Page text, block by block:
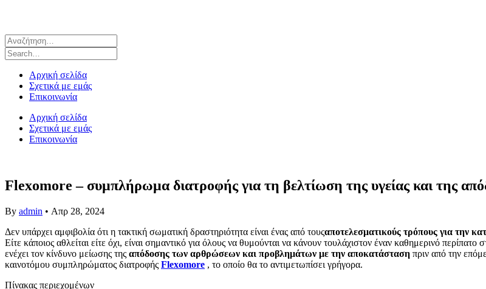
Αρχική σελίδα
Σχετικά με εμάς
Επικοινωνία
Αρχική σελίδα
Σχετικά με εμάς
Επικοινωνία
Flexomore – συμπλήρωμα διατροφής για τη βελτίωση της υγείας και της
By admin • Απρ 28, 2024
Δεν υπάρχει αμφιβολία ότι η τακτική σωματική δραστηριότητα είναι ένας από τουςαποτελεσματικούς τρόπους για την
Είτε κάποιος αθλείται είτε όχι, είναι σημαντικό για όλους να θυμούνται να κάνουν τουλάχιστον έναν καθημερινό
ενέχει τον κίνδυνο μείωσης της απόδοσης των αρθρώσεων και προβλημάτων με την αποκατάσταση πριν από την
καινοτόμου συμπληρώματος διατροφής Flexomore , το οποίο θα το αντιμετωπίσει γρήγορα.
Πίνακας περιεχομένων